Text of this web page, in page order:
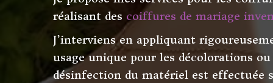
réalisant des coiffures de mariage
J’interviens en appliquant
usage unique pour les décolorations
désinfection du matériel est effectuée